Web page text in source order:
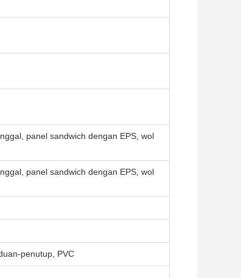
panel sandwich dengan EPS, wol
panel sandwich dengan EPS, wol
penutup, PVC